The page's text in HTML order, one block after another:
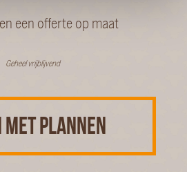
een offerte op maat
Geheel vrijblijvend
MET PLANNEN